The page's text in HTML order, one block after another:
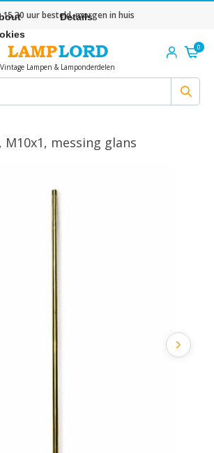
15.30 uur besteld, morgen in huis
Vintage Lampen & Lamponderdelen
0
M10x1, messing glans
Details